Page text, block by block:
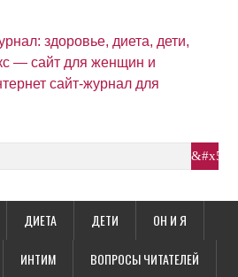
ДИЕТА ДЕТИ ОН И Я
ИНТИМ ВОПРОСЫ ЧИТАТЕЛЕЙ